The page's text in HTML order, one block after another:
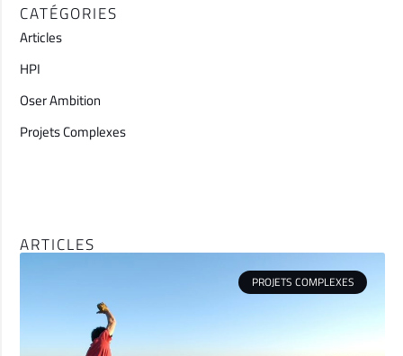
CATÉGORIES
Articles
HPI
Oser Ambition
Projets Complexes
ARTICLES
PROJETS COMPLEXES